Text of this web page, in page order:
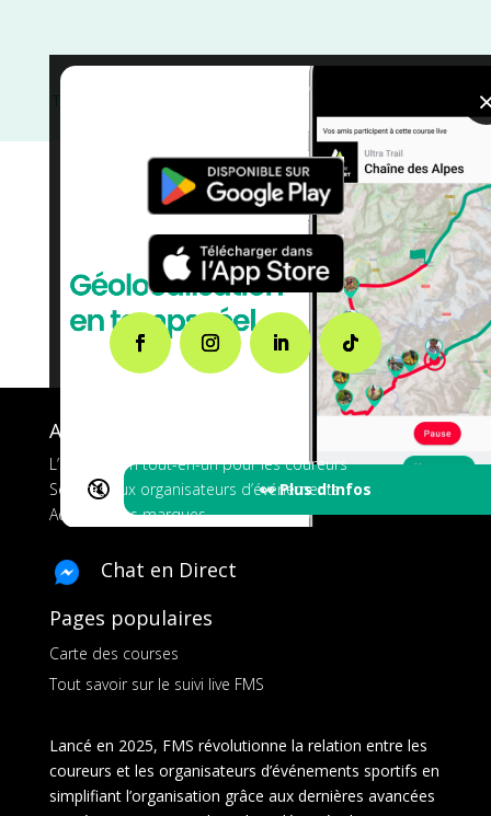
🔇 👀 Plus d'Infos
Trail
A propos de FMS
L’application tout-en-un pour les coureurs
Services aux organisateurs d’événements
Ads pour les marques
Chat en Direct
Pages populaires
Carte des courses
Tout savoir sur le suivi live FMS
Lancé en 2025, FMS révolutionne la relation entre les
coureurs et les organisateurs d’événements sportifs en
simplifiant l’organisation grâce aux dernières avancées